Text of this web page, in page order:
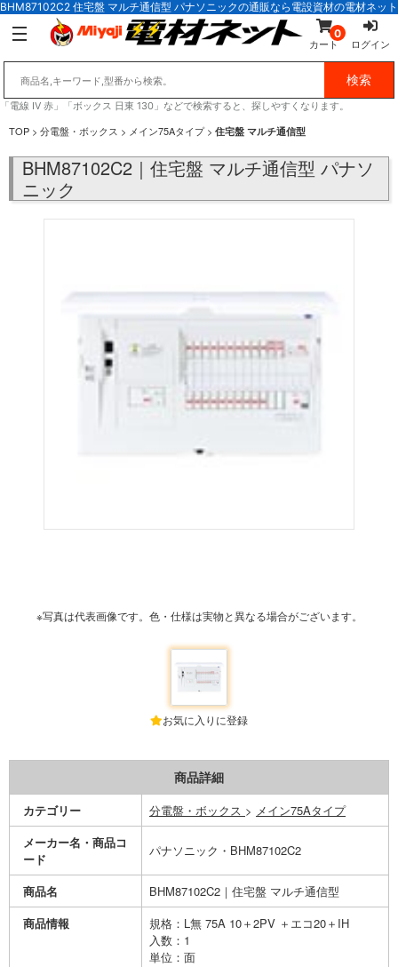
BHM87102C2 住宅盤 マルチ通信型 パナソニックの通販なら電設資材の電材ネット
0
カート ログイン
「電線 IV 赤」「ボックス 日東 130」などで検索すると、探しやすくなります。
TOP > 分電盤・ボックス > メイン75Aタイプ> 住宅盤 マルチ通信型
BHM87102C2｜住宅盤 マルチ通信型 パナソ
ニック
※写真は代表画像です。色・仕様は実物と異なる場合がございます。
お気に入りに登録
商品詳細
カテゴリー 分電盤・ボックス > メイン75Aタイプ
メーカー名・商品コ
ード
パナソニック・BHM87102C2
商品名
BHM87102C2｜住宅盤 マルチ通信型
商品情報
規格：L無 75A 10＋2PV ＋エコ20＋IH
入数：1
単位：面